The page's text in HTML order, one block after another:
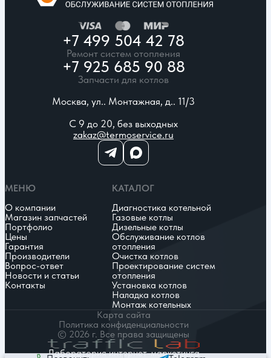
+7 499 504 42 78
Ремонт систем отопления
+7 925 685 90 88
Запчасти для котлов
Москва, ул.. Монтажная, д.. 11/3
С 9 до 20, без выходных
zakaz@termoservice.ru
МЕНЮ
О компании
Магазин запчастей
Портфолио
Цены
Гарантия
Производители
Вопрос-ответ
Новости и статьи
Контакты
КАТАЛОГ
Диагностика котельной
Газовые котлы
Дизельные котлы
Обслуживание котлов
отопления
Очистка котлов
Проектирование систем
отопления
Установка котлов
Наладка котлов
Монтаж котельных
Карта сайта
Политика конфиденциальности
© 2026 г. Все права защищены
Лаборатория интернет-маркетинга